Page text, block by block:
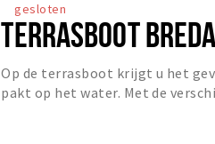
gesloten
TERRASBOOT BREDA
Op de terrasboot krijgt u het
pakt op het water. Met de